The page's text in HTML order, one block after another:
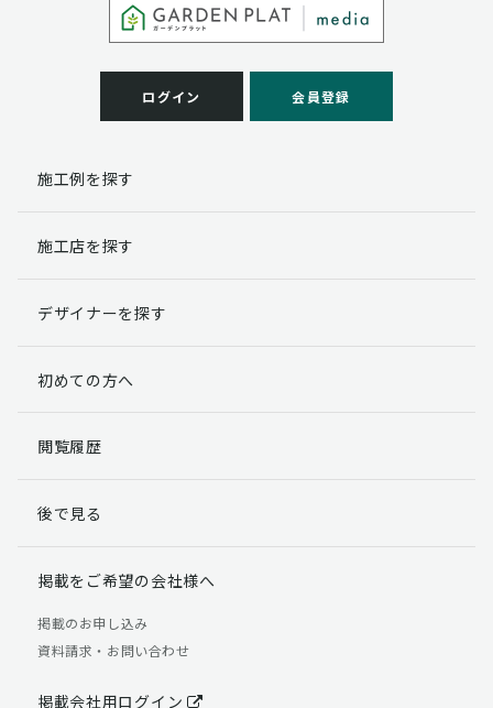
弊社は事業運営上、お客様により良いサービスを提供す
るために業務の一部を外部に委託しており、業務委託先
客様には、貴殿の個人情報の利用目的の通知、開示、訂
理・機密保持などによりお客様の個人情報の漏洩防止に
個人情報提出の任意性
す。
らかじめご了承ください。
個人情報の開示請求について
る権利があります。
「個人情報の取り扱いについて」
【お問合せ先】 個人情報問合せ窓口
TEL：03-5411-7891（平日9:00 ～ 18:00）
ログイン 会員登録
施工例を探す
施工店を探す
デザイナーを探す
初めての方へ
閲覧履歴
後で見る
掲載をご希望の会社様へ
掲載のお申し込み
資料請求・お問い合わせ
掲載会社用ログイン